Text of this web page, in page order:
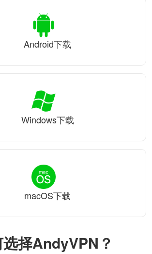
择AndyVPN？
Android下载
Windows下载
macOS下载